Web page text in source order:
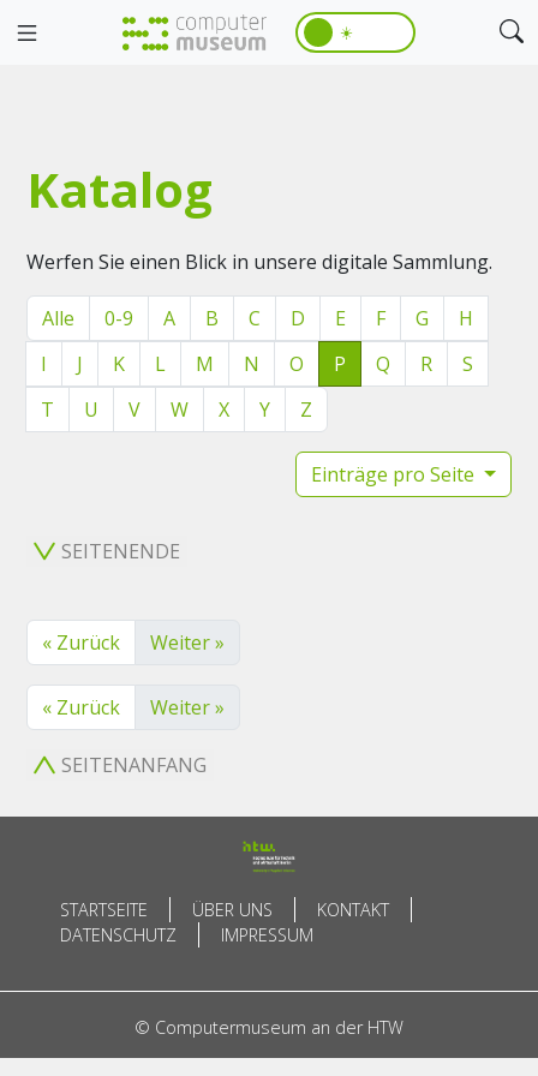
☀️
Katalog
Werfen Sie einen Blick in unsere digitale Sammlung.
Alle 0-9 A B C D E F G
H
I
J K L M N O P Q R
S
T
U V W X Y Z
Einträge pro Seite
SEITENENDE
« Zurück Weiter »
« Zurück Weiter »
SEITENANFANG
STARTSEITE ÜBER UNS
KONTAKT
DATENSCHUTZ
IMPRESSUM
© Computermuseum an der HTW